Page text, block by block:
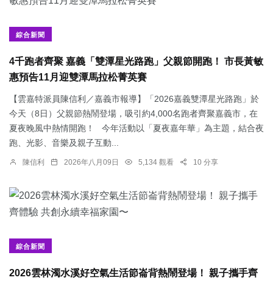
綜合新聞
4千跑者齊聚 嘉義「雙潭星光路跑」父親節開跑！ 市長黃敏
惠預告11月迎雙潭馬拉松菁英賽
【雲嘉特派員陳信利／嘉義市報導】「2026嘉義雙潭星光路跑」於
今天（8日）父親節熱鬧登場，吸引約4,000名跑者齊聚嘉義市，在
夏夜晚風中熱情開跑！ 今年活動以「夏夜嘉年華」為主題，結合夜
跑、光影、音樂及親子互動...
陳信利 2026年八月09日 5,134 觀看 10 分享
綜合新聞
2026雲林濁水溪好空氣生活節崙背熱鬧登場！ 親子攜手齊